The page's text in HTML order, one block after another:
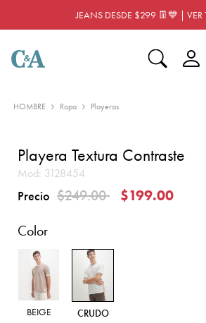
JEANS DESDE $299 👖💙 |
HOMBRE Ropa Playeras
Playera Textura Contraste
Mod: 3128454
Precio Precio reducido de
$249.00a
$199.00
Color
BEIGE CRUDO